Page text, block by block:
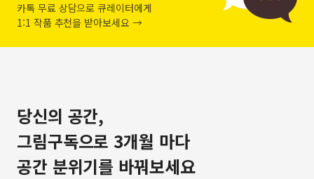
카톡 무료 상담으로 큐레이터에게
1:1 작품 추천을 받아보세요 →
당신의 공간,
그림구독으로 3개월 마다
공간 분위기를 바꿔보세요